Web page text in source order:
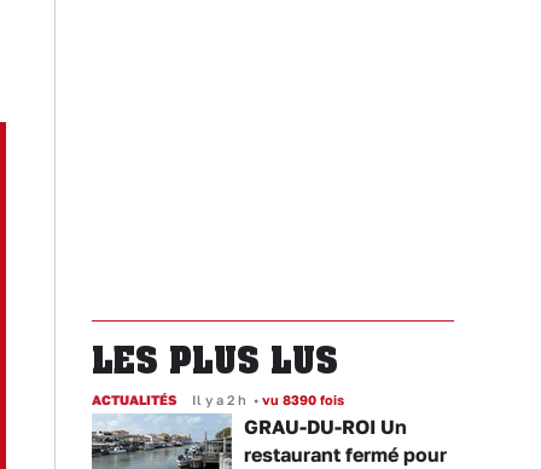
LES PLUS LUS
ACTUALITÉS Il y a 2 h • vu 8390 fois
GRAU-DU-ROI Un
restaurant fermé pour